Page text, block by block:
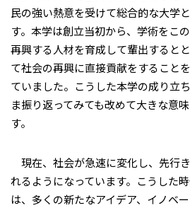
民の強い熱意を受けて総合的な大学
す。本学は創立当初から、学術をこ
再興する人材を育成して輩出すると
て社会の再興に直接貢献をすること
ていました。こうした本学の成り立
ま振り返ってみても改めて大きな意
す。
現在、社会が急速に変化し、先行
れるようになっています。こうした
は、多くの新たなアイデア、イノベ